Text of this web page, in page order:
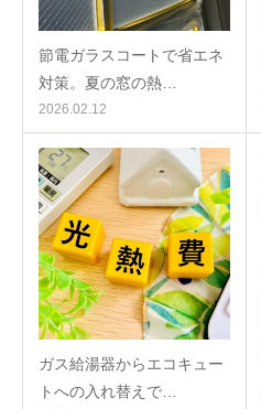
節電ガラスコートで省エネ
対策。夏の窓の熱…
2026.02.12
ガス給湯器からエコキュー
トへの入れ替えで…